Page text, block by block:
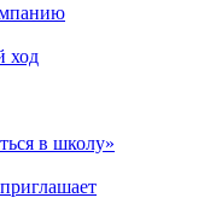
ход
в школу»